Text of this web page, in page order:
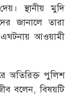
স্থানীয় মুদি
জানালে তারা
এঘটনায় আওয়ামী
অতিরিক্ত পুলিশ
বলেন, বিষয়টি